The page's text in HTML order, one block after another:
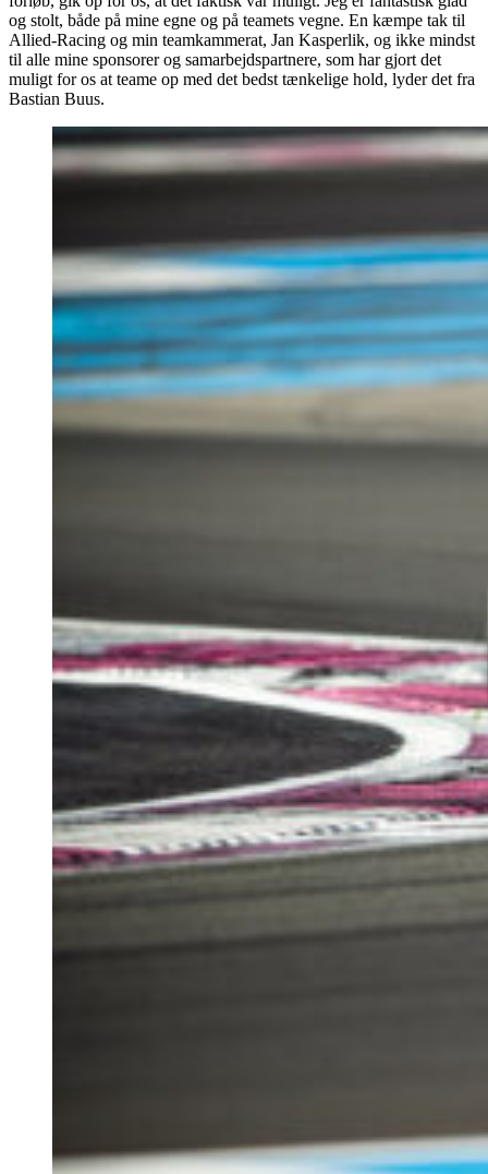
og stolt, både på mine egne og på teamets vegne. En kæmpe tak til
Allied-Racing og min teamkammerat, Jan Kasperlik, og ikke mindst
til alle mine sponsorer og samarbejdspartnere, som har gjort det
muligt for os at teame op med det bedst tænkelige hold, lyder det fra
Bastian Buus.